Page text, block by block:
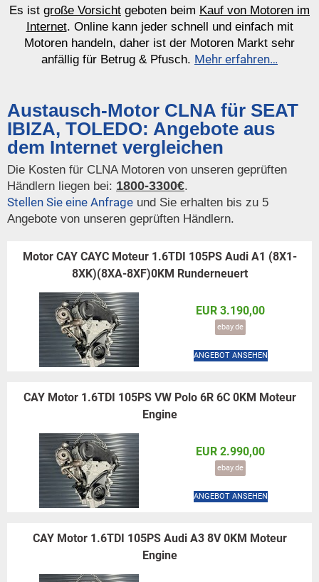
Es ist große Vorsicht geboten beim Kauf von Motoren im
Internet. Online kann jeder schnell und einfach mit
Motoren handeln, daher ist der Motoren Markt sehr
anfällig für Betrug & Pfusch. Mehr erfahren…
Austausch-Motor CLNA für SEAT
IBIZA, TOLEDO: Angebote aus
dem Internet vergleichen
Die Kosten für CLNA Motoren von unseren geprüften
Händlern liegen bei: 1800-3300€.
Stellen Sie eine Anfrage und Sie erhalten bis zu 5
Angebote von unseren geprüften Händlern.
Motor CAY CAYC Moteur 1.6TDI 105PS Audi A1 (8X1-
8XK)(8XA-8XF)0KM Runderneuert
EUR 3.190,00
ebay.de
ANGEBOT ANSEHEN
CAY Motor 1.6TDI 105PS VW Polo 6R 6C 0KM Moteur
Engine
EUR 2.990,00
ebay.de
ANGEBOT ANSEHEN
CAY Motor 1.6TDI 105PS Audi A3 8V 0KM Moteur
Engine